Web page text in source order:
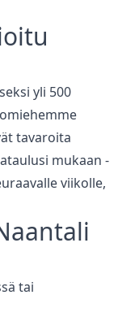
yli 500
tavaroita
mukaan -
viikolle,
tai